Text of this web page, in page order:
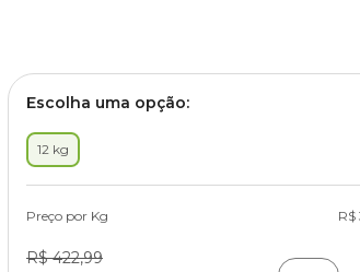
Escolha uma opção:
12 kg
Preço por Kg R$
R$ 422,99